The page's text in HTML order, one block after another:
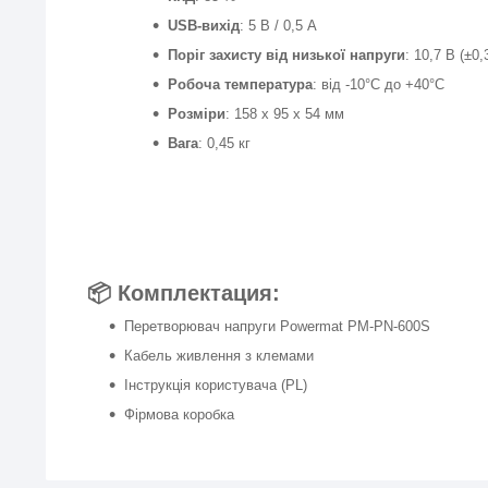
USB-вихід: 5 В / 0,5 А
Поріг захисту від низької напруги: 10,7 В
Робоча температура: від -10°C до +40°C
Розміри: 158 x 95 x 54 мм
Вага: 0,45 кг
📦 Комплектация:
Перетворювач напруги Powermat PM-PN-600S
Кабель живлення з клемами
Інструкція користувача (PL)
Фірмова коробка